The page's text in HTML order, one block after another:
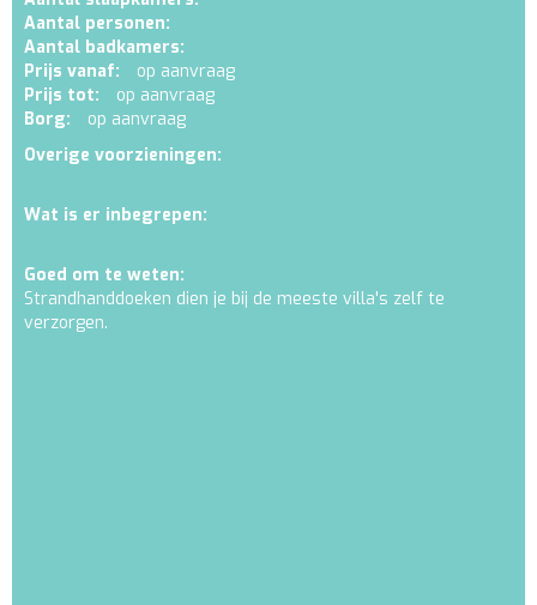
Aantal personen:
Aantal badkamers:
Prijs vanaf:
op aanvraag
Prijs tot:
op aanvraag
Borg:
op aanvraag
Overige voorzieningen:
Wat is er inbegrepen:
Goed om te weten:
Strandhanddoeken dien je bij de meeste villa's zelf te
verzorgen.